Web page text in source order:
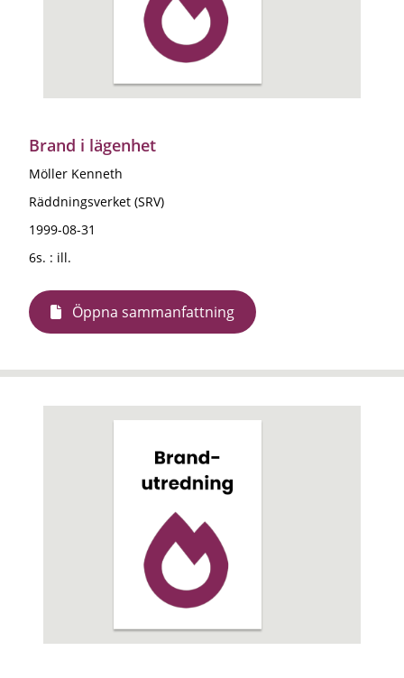
Brand i lägenhet
Möller Kenneth
Räddningsverket (SRV)
1999-08-31
6s. : ill.
Öppna sammanfattning